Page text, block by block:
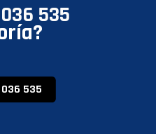
535
535